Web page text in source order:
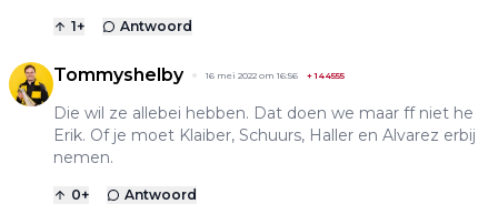
1+ Antwoord
Tommyshelby 16 mei 2022 om 16:56 +144555
Die wil ze allebei hebben. Dat doen we maar ff niet he
Erik. Of je moet Klaiber, Schuurs, Haller en Alvarez erbij
nemen.
0+ Antwoord